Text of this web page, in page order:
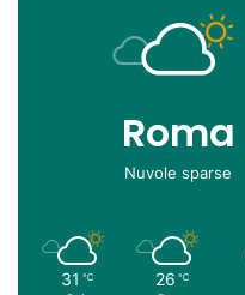
Roma
Nuvole sparse
31 ℃ 26 ℃